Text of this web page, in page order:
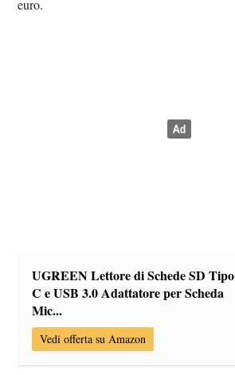
euro.
UGREEN Lettore di Schede SD Tipo
C e USB 3.0 Adattatore per Scheda
Mic...
Vedi offerta su Amazon